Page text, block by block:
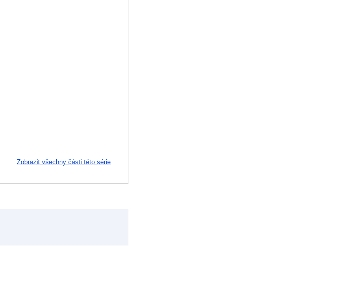
Zobrazit všechny části této série